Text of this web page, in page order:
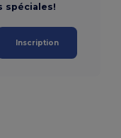
spéciales!
Inscription